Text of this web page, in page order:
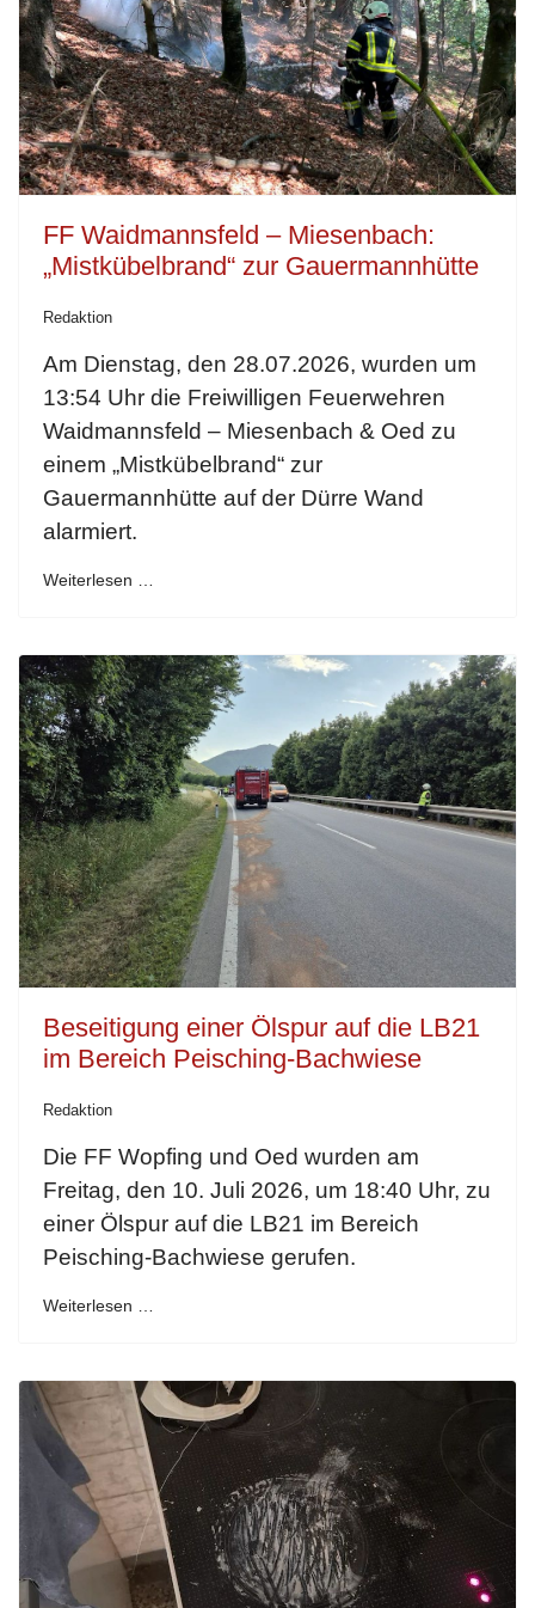
FF Waidmannsfeld – Miesenbach:
„Mistkübelbrand“ zur Gauermannhütte
Redaktion
Am Dienstag, den 28.07.2026, wurden um
13:54 Uhr die Freiwilligen Feuerwehren
Waidmannsfeld – Miesenbach & Oed zu
einem „Mistkübelbrand“ zur
Gauermannhütte auf der Dürre Wand
alarmiert.
Weiterlesen …
Beseitigung einer Ölspur auf die LB21
im Bereich Peisching-Bachwiese
Redaktion
Die FF Wopfing und Oed wurden am
Freitag, den 10. Juli 2026, um 18:40 Uhr, zu
einer Ölspur auf die LB21 im Bereich
Peisching-Bachwiese gerufen.
Weiterlesen …